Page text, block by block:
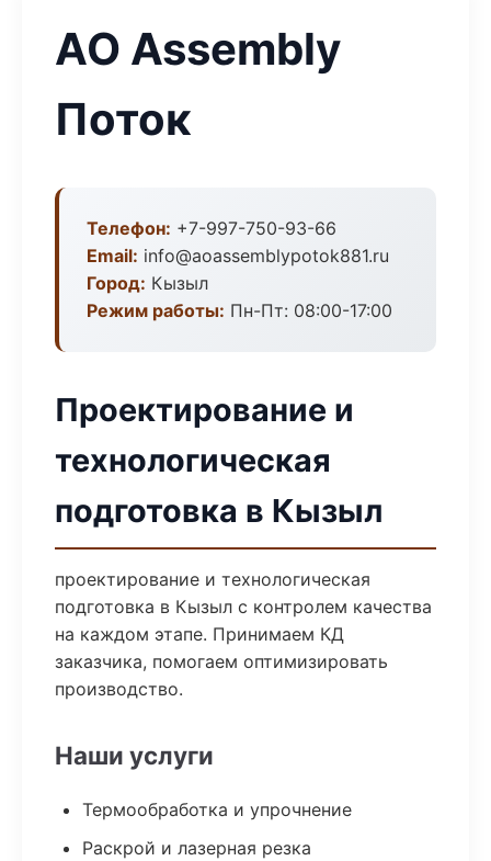
АО Assembly
Поток
Телефон: +7-997-750-93-66
Email: info@aoassemblypotok881.ru
Город: Кызыл
Режим работы: Пн-Пт: 08:00-17:00
Проектирование и
технологическая
подготовка в Кызыл
проектирование и технологическая
подготовка в Кызыл с контролем качества
на каждом этапе. Принимаем КД
заказчика, помогаем оптимизировать
производство.
Наши услуги
Термообработка и упрочнение
Раскрой и лазерная резка